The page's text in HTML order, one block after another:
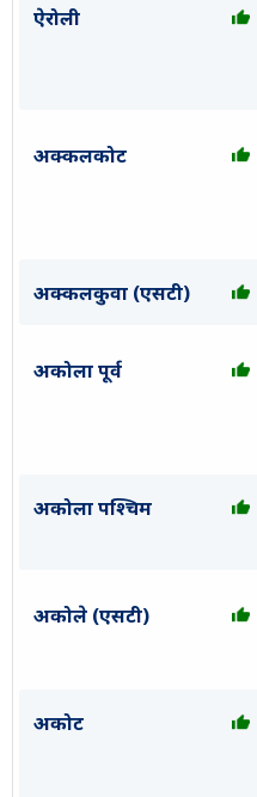
ऐरोली
अक्कलकोट
अक्कलकुवा (एसटी)
अकोला पूर्व
अकोला पश्चिम
अकोले (एसटी)
अकोट